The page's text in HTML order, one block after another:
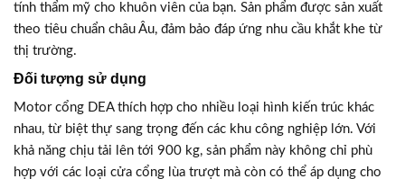
tính thẩm mỹ cho khuôn viên của bạn. Sản phẩm được sản xuất
theo tiêu chuẩn châu Âu, đảm bảo đáp ứng nhu cầu khắt khe từ
thị trường.
Đối tượng sử dụng
Motor cổng DEA thích hợp cho nhiều loại hình kiến trúc khác
nhau, từ biệt thự sang trọng đến các khu công nghiệp lớn. Với
khả năng chịu tải lên tới 900 kg, sản phẩm này không chỉ phù
hợp với các loại cửa cổng lùa trượt mà còn có thể áp dụng cho